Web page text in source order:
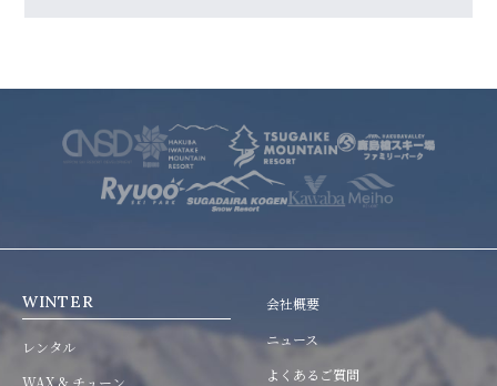
WINTER
レンタル
WAX & チューン
会社概要
ニュース
よくあるご質問